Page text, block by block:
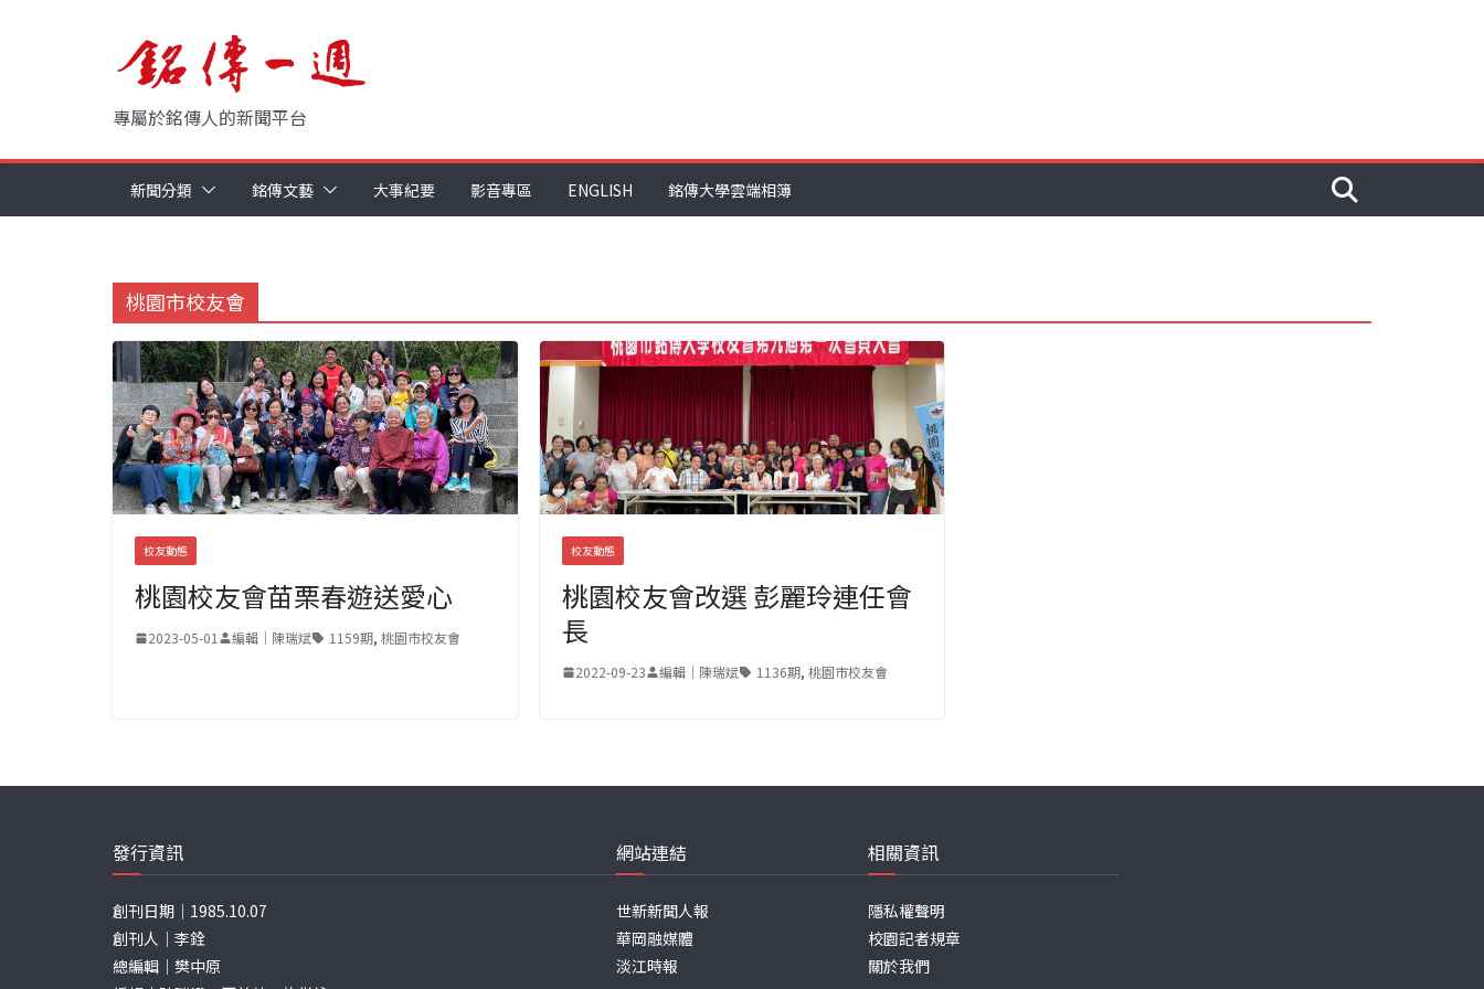
專屬於銘傳人的新聞平台
新聞分類 銘傳文藝 大事紀要 影音專區 ENGLISH 銘傳大學雲端相簿
桃園市校友會
校友動態
桃園校友會苗栗春遊送愛心
2023-05-01 編輯｜陳瑞斌 1159期, 桃園市校友會
校友動態
桃園校友會改選 彭麗玲連任會
長
2022-09-23 編輯｜陳瑞斌 1136期, 桃園市校友會
發行資訊
創刊日期｜1985.10.07
創刊人｜李銓
總編輯｜樊中原
網站連結
世新新聞人報
華岡融媒體
淡江時報
相關資訊
隱私權聲明
校園記者規章
關於我們